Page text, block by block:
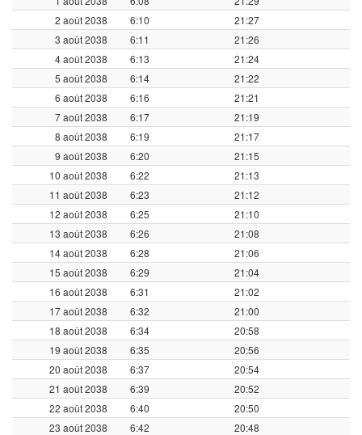
2 août 2038
6:10
21:27
3 août 2038
6:11
21:26
4 août 2038
6:13
21:24
5 août 2038
6:14
21:22
6 août 2038
6:16
21:21
7 août 2038
6:17
21:19
8 août 2038
6:19
21:17
9 août 2038
6:20
21:15
10 août 2038
6:22
21:13
11 août 2038
6:23
21:12
12 août 2038
6:25
21:10
13 août 2038
6:26
21:08
14 août 2038
6:28
21:06
15 août 2038
6:29
21:04
16 août 2038
6:31
21:02
17 août 2038
6:32
21:00
18 août 2038
6:34
20:58
19 août 2038
6:35
20:56
20 août 2038
6:37
20:54
21 août 2038
6:39
20:52
22 août 2038
6:40
20:50
23 août 2038
6:42
20:48